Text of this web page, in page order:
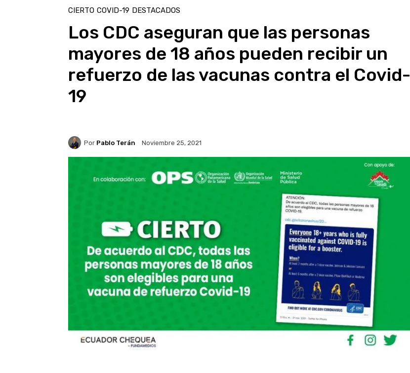
CIERTO COVID-19 DESTACADOS
Los CDC aseguran que las personas
mayores de 18 años pueden recibir un
refuerzo de las vacunas contra el Covid-
19
Por Pablo Terán Noviembre 25, 2021